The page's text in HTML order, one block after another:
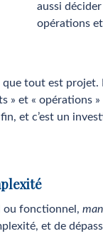
aussi
opérations
tout est projet.
» et « opérations
et c’est un
ou fonctionnel,
et de